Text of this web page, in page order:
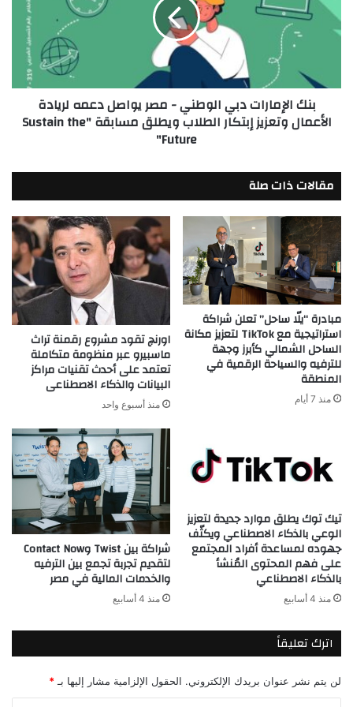
الوطني
-
مصر
لريادة
الأعمال
وتعزيز
مسابقة
"Sustain
the
Future"
بنك الإمارات دبي الوطني - مصر يواصل دعمه لريادة
الأعمال وتعزيز إبتكار الطلاب ويطلق مسابقة "Sustain the
Future"
مقالات ذات صلة
مبادرة “يلّا ساحل” تعلن شراكة
استراتيجية مع TikTok لتعزيز مكانة
الساحل الشمالي كأبرز وجهة
للترفيه والسياحة الرقمية في
المنطقة
منذ 7 أيام
اورنچ تقود مشروع رقمنة تراث
ماسبيرو عبر منظومة متكاملة
تعتمد على أحدث تقنيات مراكز
البيانات والذكاء الاصطناعى
منذ أسبوع واحد
تيك توك يطلق موارد جديدة لتعزيز
الوعي بالذكاء الاصطناعي ويكثّف
جهوده لمساعدة أفراد المجتمع
على فهم المحتوى المُنشأ
بالذكاء الاصطناعي
منذ 4 أسابيع
شراكة بين Twist وContact Now
لتقديم تجربة تجمع بين الترفيه
والخدمات المالية في مصر
منذ 4 أسابيع
اترك تعليقاً
لن يتم نشر عنوان بريدك الإلكتروني. الحقول الإلزامية مشار إليها بـ *